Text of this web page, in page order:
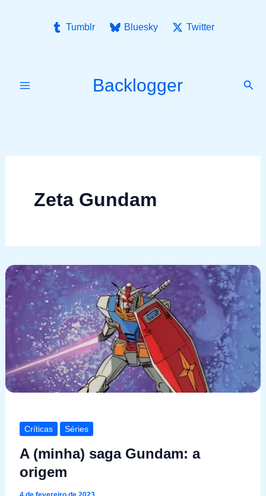
Tumblr Bluesky Twitter
Backlogger
Zeta Gundam
Críticas Séries
A (minha) saga Gundam: a
origem